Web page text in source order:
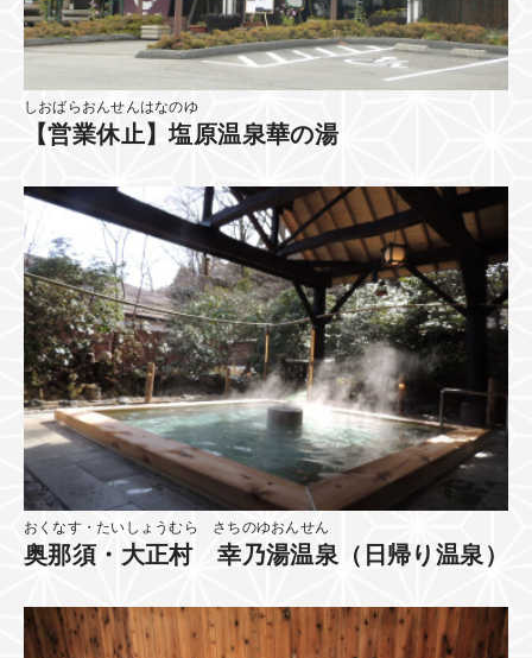
しおばらおんせんはなのゆ
【営業休止】塩原温泉華の湯
おくなす・たいしょうむら さちのゆおんせん
奥那須・大正村 幸乃湯温泉（日帰り温泉）